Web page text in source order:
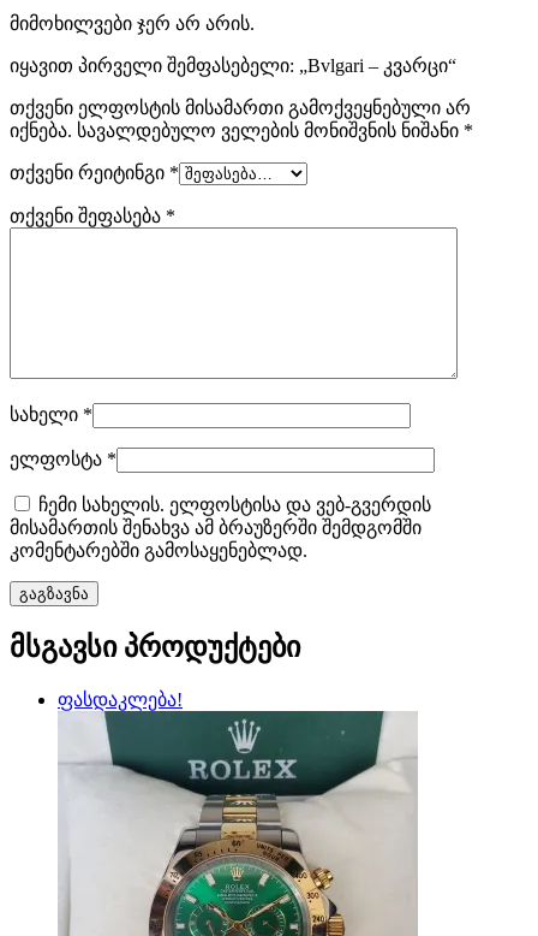
მიმოხილვები ჯერ არ არის.
იყავით პირველი შემფასებელი: „Bvlgari – კვარცი“
თქვენი ელფოსტის მისამართი გამოქვეყნებული არ
იქნება. სავალდებულო ველების მონიშვნის ნიშანი *
თქვენი რეიტინგი *
თქვენი შეფასება *
სახელი *
ელფოსტა *
ჩემი სახელის. ელფოსტისა და ვებ-გვერდის
მისამართის შენახვა ამ ბრაუზერში შემდგომში
კომენტარებში გამოსაყენებლად.
მსგავსი პროდუქტები
ფასდაკლება!